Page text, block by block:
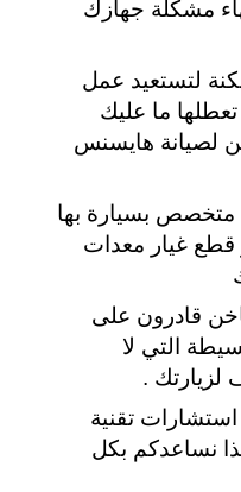
مشكلة جهازك
لتستعيد عمل
ما عليك
لصيانة هايسنس
بسيارة بها
قطع غيار معدات
قادرون على
التي لا
.
تقنية
نساعدكم بكل